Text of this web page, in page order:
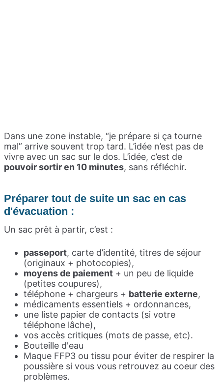
Dans une zone instable, “je prépare si ça tourne
mal” arrive souvent trop tard. L’idée n’est pas de
vivre avec un sac sur le dos. L’idée, c’est de
pouvoir sortir en 10 minutes, sans réfléchir.
Préparer tout de suite un sac en cas
d'évacuation :
Un sac prêt à partir, c’est :
passeport, carte d’identité, titres de séjour
(originaux + photocopies),
moyens de paiement + un peu de liquide
(petites coupures),
téléphone + chargeurs + batterie externe,
médicaments essentiels + ordonnances,
une liste papier de contacts (si votre
téléphone lâche),
vos accès critiques (mots de passe, etc).
Bouteille d'eau
Maque FFP3 ou tissu pour éviter de respirer la
poussière si vous vous retrouvez au coeur des
problèmes.